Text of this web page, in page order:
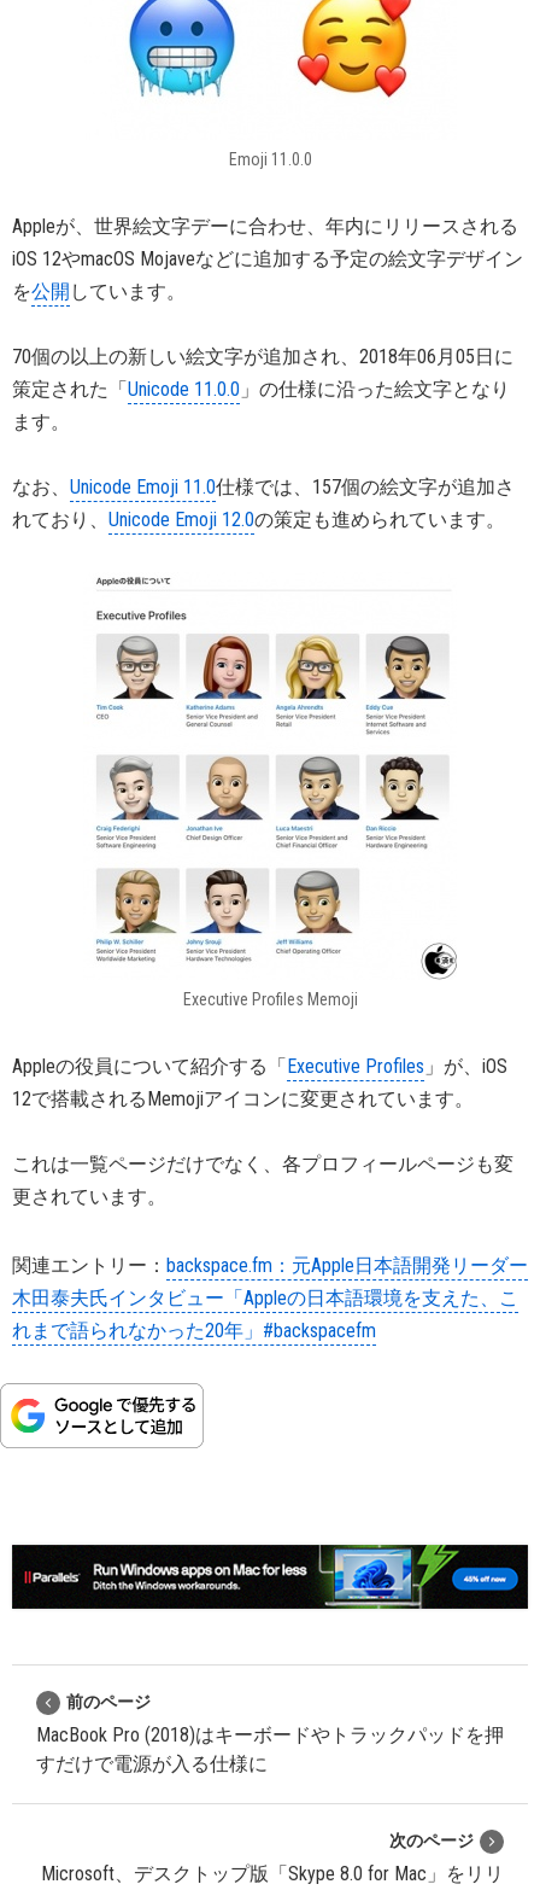
Emoji 11.0.0
Appleが、世界絵文字デーに合わせ、年内にリリースされる
iOS 12やmacOS Mojaveなどに追加する予定の絵文字デザイン
を公開 しています。
70個の以上の新しい絵文字が追加され、2018年06月05日に
策定された「Unicode 11.0.0 」の仕様に沿った絵文字となり
ます。
なお、 Unicode Emoji 11.0仕様では、157個の絵文字が追加さ
れており、 Unicode Emoji 12.0の策定も進められています。
Executive Profiles Memoji
Appleの役員について紹介する「Executive Profiles 」が、iOS
12で搭載されるMemojiアイコンに変更されています。
これは一覧ページだけでなく、各プロフィールページも変
更されています。
関連エントリー： backspace.fm：元Apple日本語開発リーダー
木田泰夫氏インタビュー「Appleの日本語環境を支えた、こ
れまで語られなかった20年」#backspacefm
前のページ
MacBook Pro (2018)はキーボードやトラックパッドを押
すだけで電源が入る仕様に
次のページ
Microsoft、デスクトップ版「Skype 8.0 for Mac」をリリ